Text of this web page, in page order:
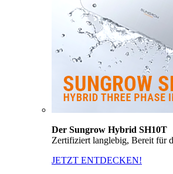
Der Sungrow Hybrid SH10T
Zertifiziert langlebig, Bereit für
JETZT ENTDECKEN!